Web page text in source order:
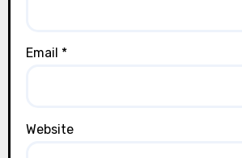
Email *
Website